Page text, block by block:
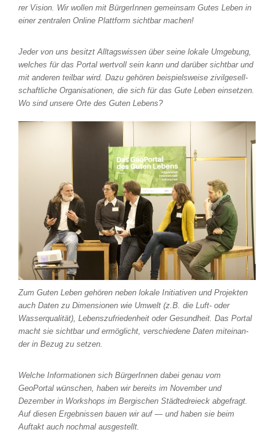
rer Vision. Wir wol­len mit BürgerInnen gemein­sam Gutes Leben in
einer zen­tra­len Online Plattform sicht­bar machen!
Jeder von uns besitzt Alltagswissen über sei­ne loka­le Umgebung,
wel­ches für das Portal wert­voll sein kann und dar­über sicht­bar und
mit ande­ren teil­bar wird. Dazu gehö­ren bei­spiels­wei­se zivil­ge­sell­
schaft­li­che Organisationen, die sich für das Gute Leben ein­set­zen.
Wo sind unse­re Orte des Guten Lebens?
Zum Guten Leben gehö­ren neben loka­le Initiativen und Projekten
auch Daten zu Dimensionen wie Umwelt (z.B. die Luft- oder
Wasserqualität), Lebenszufriedenheit oder Gesundheit. Das Portal
macht sie sicht­bar und ermög­licht, ver­schie­de­ne Daten mit­ein­an­
der in Bezug zu set­zen.
Welche Informationen sich BürgerInnen dabei genau vom
GeoPortal wün­schen, haben wir bereits im November und
Dezember in Workshops im Bergischen Städtedreieck abge­fragt.
Auf die­sen Ergebnissen bau­en wir auf — und haben sie beim
Auftakt auch noch­mal aus­ge­stellt.